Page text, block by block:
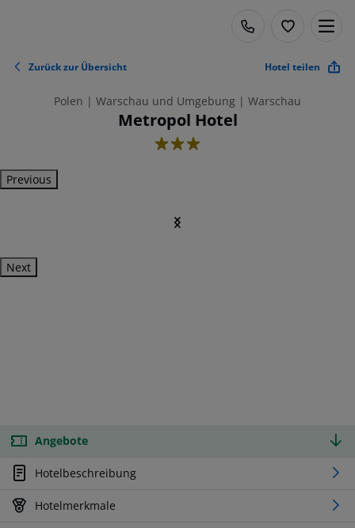
Zurück zur Übersicht Hotel teilen
Polen | Warschau und Umgebung | Warschau
Metropol Hotel
3
Previous
Next
Angebote
Hotelbeschreibung
Hotelmerkmale